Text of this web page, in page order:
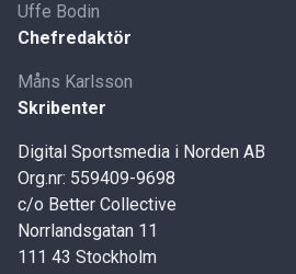
Uffe Bodin
Chefredaktör
Måns Karlsson
Skribenter
Digital Sportsmedia i Norden AB
Org.nr: 559409-9698
c/o Better Collective
Norrlandsgatan 11
111 43 Stockholm